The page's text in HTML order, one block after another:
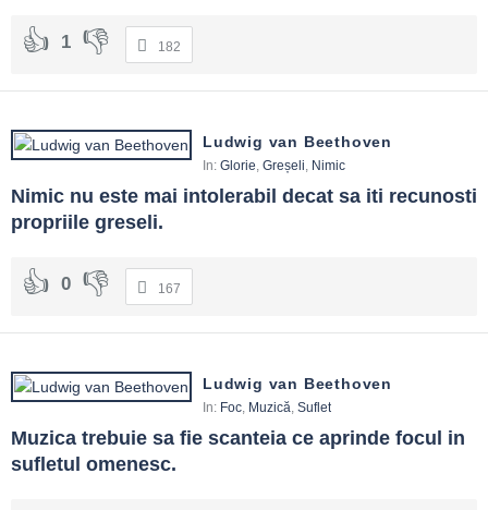
1 182
Ludwig van Beethoven
In: Glorie Greșeli Nimic
Nimic nu este mai intolerabil decat sa iti recunosti
propriile greseli.
0 167
Ludwig van Beethoven
In: Foc Muzică Suflet
Muzica trebuie sa fie scanteia ce aprinde focul in
sufletul omenesc.